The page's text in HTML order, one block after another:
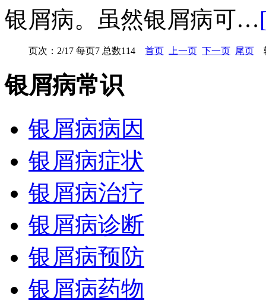
银屑病。虽然银屑病可…
页次：2/17 每页7 总数114 首页 上一页 下一页 尾页
银屑病常识
银屑病病因
银屑病症状
银屑病治疗
银屑病诊断
银屑病预防
银屑病药物